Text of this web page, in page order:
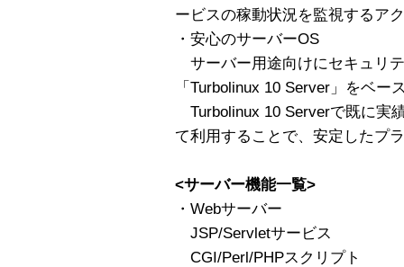
ービスの稼動状況を監視するア
・安心のサーバーOS
サーバー用途向けにセキュリ
「Turbolinux 10 Server」をベー
Turbolinux 10 Serverで既に実
て利用することで、安定したプ
<サーバー機能一覧>
・Webサーバー
JSP/Servletサービス
CGI/Perl/PHPスクリプト